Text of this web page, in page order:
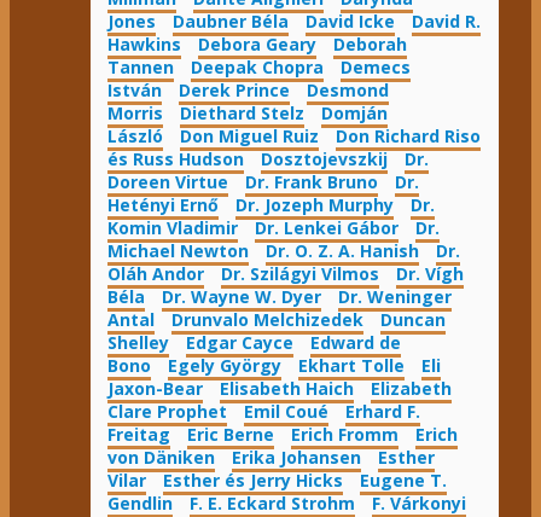
Jones
Daubner Béla David Icke
David R.
Hawkins
Debora Geary
Deborah
Tannen
Deepak Chopra
Demecs
István
Derek Prince
Desmond
Morris
Diethard Stelz
Domján
László
Don Miguel Ruiz
Don Richard Riso
és Russ Hudson
Dosztojevszkij
Dr.
Doreen Virtue
Dr. Frank Bruno
Dr.
Hetényi Ernő
Dr. Jozeph Murphy
Dr.
Komin Vladimir
Dr. Lenkei Gábor
Dr.
Michael Newton
Dr. O. Z. A. Hanish
Dr.
Oláh Andor
Dr. Szilágyi Vilmos
Dr. Vígh
Béla
Dr. Wayne W. Dyer
Dr. Weninger
Antal
Drunvalo Melchizedek
Duncan
Shelley
Edgar Cayce
Edward de
Bono
Egely György Ekhart Tolle
Eli
Jaxon-Bear
Elisabeth Haich
Elizabeth
Clare Prophet
Emil Coué
Erhard F.
Freitag
Eric Berne Erich Fromm
Erich
von Däniken
Erika Johansen
Esther
Vilar
Esther és Jerry Hicks
Eugene T.
Gendlin
F. E. Eckard Strohm
F. Várkonyi